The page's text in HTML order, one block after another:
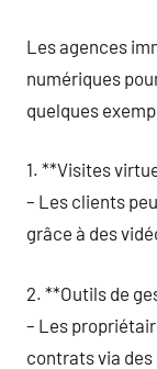
Les agences
numériques
quelques
1. **Visites
– Les clients
grâce à des
2. **Outils de
– Les
contrats via